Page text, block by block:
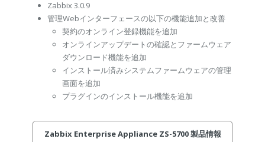
Zabbix 3.0.9
管理Webインターフェースの以下の機能追加と改善
契約のオンライン登録機能を追加
オンラインアップデートの確認とファームウェア
ダウンロード機能を追加
インストール済みシステムファームウェアの管理
画面を追加
プラグインのインストール機能を追加
Zabbix Enterprise Appliance ZS-5700 製品情報